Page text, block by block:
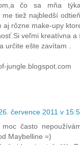
čo sa mňa
me tiež najbledší
aj rôzne make-upy
veľmi kreatívna a
určite ešte zavítam .
jungle.blogspot.com
července 2011 v
často
Maybelline =)